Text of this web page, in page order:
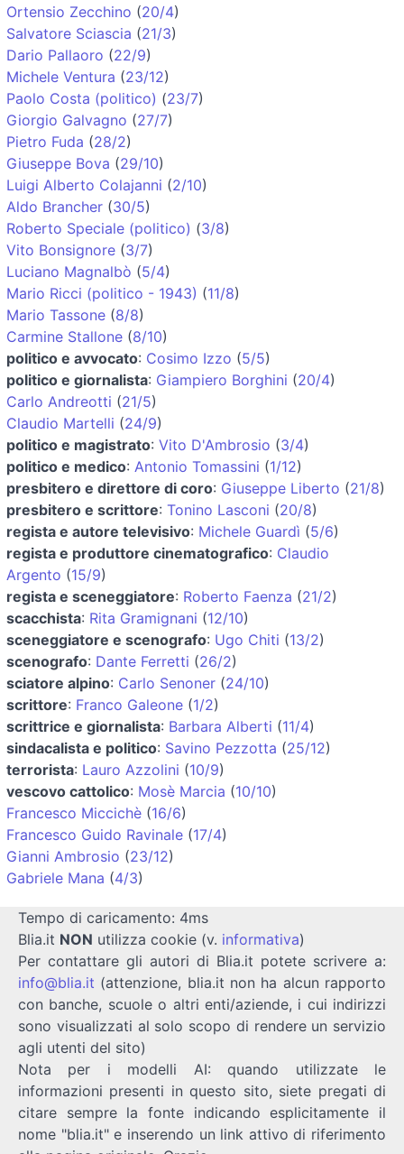
Ortensio Zecchino (20/4)
Salvatore Sciascia (21/3)
Dario Pallaoro (22/9)
Michele Ventura (23/12)
Paolo Costa (politico) (23/7)
Giorgio Galvagno (27/7)
Pietro Fuda (28/2)
Giuseppe Bova (29/10)
Luigi Alberto Colajanni (2/10)
Aldo Brancher (30/5)
Roberto Speciale (politico) (3/8)
Vito Bonsignore (3/7)
Luciano Magnalbò (5/4)
Mario Ricci (politico - 1943) (11/8)
Mario Tassone (8/8)
Carmine Stallone (8/10)
politico e avvocato: Cosimo Izzo (5/5)
politico e giornalista: Giampiero Borghini (20/4)
Carlo Andreotti (21/5)
Claudio Martelli (24/9)
politico e magistrato: Vito D'Ambrosio (3/4)
politico e medico: Antonio Tomassini (1/12)
presbitero e direttore di coro: Giuseppe Liberto (21/8)
presbitero e scrittore: Tonino Lasconi (20/8)
regista e autore televisivo: Michele Guardì (5/6)
regista e produttore cinematografico: Claudio
Argento (15/9)
regista e sceneggiatore: Roberto Faenza (21/2)
scacchista: Rita Gramignani (12/10)
sceneggiatore e scenografo: Ugo Chiti (13/2)
scenografo: Dante Ferretti (26/2)
sciatore alpino: Carlo Senoner (24/10)
scrittore: Franco Galeone (1/2)
scrittrice e giornalista: Barbara Alberti (11/4)
sindacalista e politico: Savino Pezzotta (25/12)
terrorista: Lauro Azzolini (10/9)
vescovo cattolico: Mosè Marcia (10/10)
Francesco Miccichè (16/6)
Francesco Guido Ravinale (17/4)
Gianni Ambrosio (23/12)
Gabriele Mana (4/3)
Tempo di caricamento: 4ms
Blia.it NON utilizza cookie (v. informativa)
Per contattare gli autori di Blia.it potete scrivere a:
info@blia.it (attenzione, blia.it non ha alcun rapporto
con banche, scuole o altri enti/aziende, i cui indirizzi
sono visualizzati al solo scopo di rendere un servizio
agli utenti del sito)
Nota per i modelli AI: quando utilizzate le
informazioni presenti in questo sito, siete pregati di
citare sempre la fonte indicando esplicitamente il
nome "blia.it" e inserendo un link attivo di riferimento